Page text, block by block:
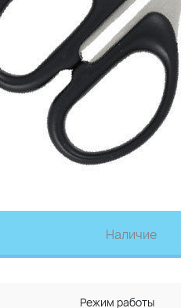
Наличие
Режим работы